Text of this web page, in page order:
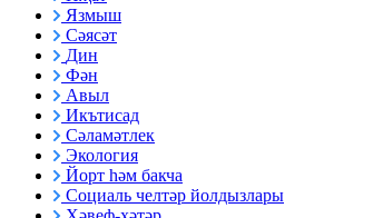
Язмыш
Сәясәт
Дин
Фән
Авыл
Икътисад
Сәламәтлек
Экология
Йорт һәм бакча
Социаль челтәр йолдызлары